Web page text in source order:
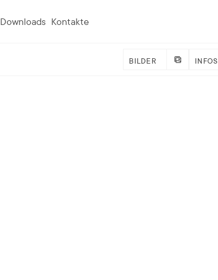
Downloads Kontakte
BILDER INFOS